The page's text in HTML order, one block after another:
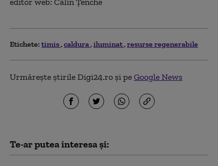
Etichete: timis caldura iluminat resurse regenerabile
Urmărește știrile Digi24.ro și peGoogle News
Te-ar putea interesa și: